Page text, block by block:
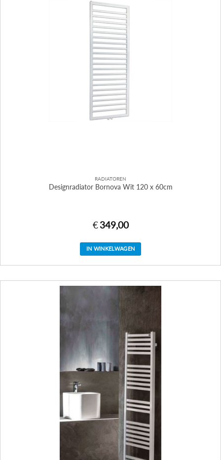
RADIATOREN
Designradiator Bornova Wit 120 x 60cm
€ 349,00
IN WINKELWAGEN